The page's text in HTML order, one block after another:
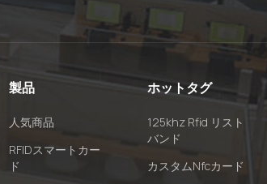
製品
人気商品
RFIDスマートカー
ド
ホットタグ
125khz Rfid リスト
バンド
カスタムnfcカード